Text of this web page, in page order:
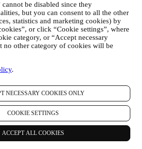
cannot be disabled since they
but you can consent to all the other
statistics and marketing cookies) by
or click “Cookie settings”, where
category, or “Accept necessary
no other category of cookies will be
.
NECESSARY COOKIES ONLY
COOKIE SETTINGS
ACCEPT ALL COOKIES
de marketing de nuestra parte,
la base de datos de consumidores del
gestionada, como corresponsables del
SL y Le Creuset Group AG, con
4, Baar, Zugo, 6340 Suiza (que ha
en la UE a Le Creuset SL, con
con oficinas en Paseo de Gracia 9, 2º,
en base a un acuerdo de
esencialmente que
se encarga de la estrategia general que
personalizada del cliente;
de Le Creuset se benefician e implementan
desarrollan de manera independiente
de marketing a nivel local (dentro de un
están obligados a atender las solicitudes